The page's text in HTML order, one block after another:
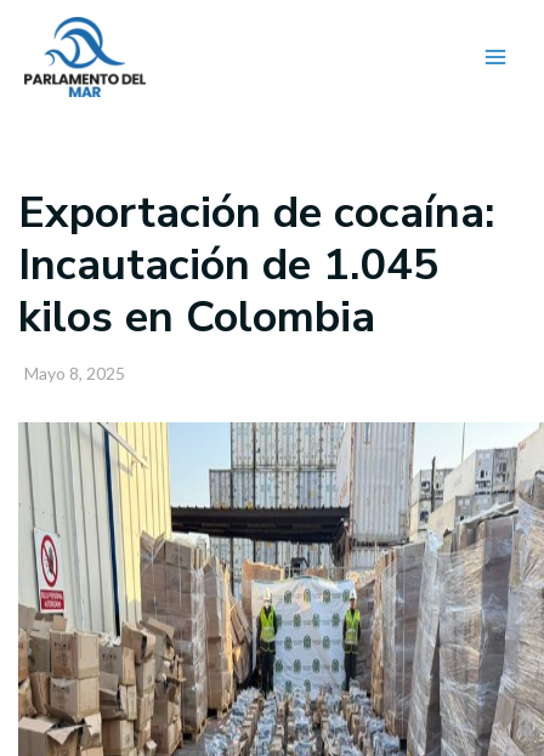
contenido
Exportación de cocaína:
Incautación de 1.045
kilos en Colombia
Mayo 8, 2025